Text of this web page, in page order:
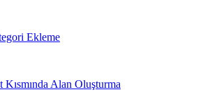
Ekleme
Kısmında Alan Oluşturma